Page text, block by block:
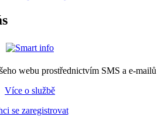
webu prostřednictvím SMS a e-mailů
Více o službě
se zaregistrovat